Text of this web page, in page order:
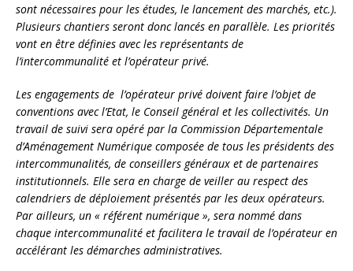
sont nécessaires pour les études, le lancement des marchés, etc.).
Plusieurs chantiers seront donc lancés en parallèle. Les priorités
vont en être définies avec les représentants de
l’intercommunalité et l’opérateur privé.
Les engagements de l’opérateur privé doivent faire l’objet de
conventions avec l’Etat, le Conseil général et les collectivités. Un
travail de suivi sera opéré par la Commission Départementale
d’Aménagement Numérique composée de tous les présidents des
intercommunalités, de conseillers généraux et de partenaires
institutionnels. Elle sera en charge de veiller au respect des
calendriers de déploiement présentés par les deux opérateurs.
Par ailleurs, un « référent numérique », sera nommé dans
chaque intercommunalité et facilitera le travail de l’opérateur en
accélérant les démarches administratives.